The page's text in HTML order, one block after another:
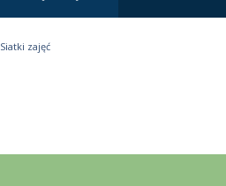
Siatki zajęć